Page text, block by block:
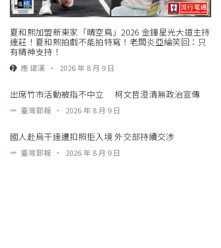
夏和熙加盟新東家「晴空鳥」2026 金鐘星光大道主持
連莊！夏和熙拍戲不能拍特寫！老闆炎亞綸笑回：只
有精神支持！
應 瑋漢 · 2026 年 8 月 9 日
出席竹市活動被指不中立 柯文哲澄清無政治宣傳
臺灣郵報 · 2026 年 8 月 9 日
國人赴烏干達遭扣照拒入境 外交部持續交涉
臺灣郵報 · 2026 年 8 月 9 日